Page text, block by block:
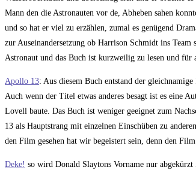
Mann den die Astronauten vor de, Abheben sahen
und so hat er viel zu erzählen, zumal es genügend
zur Auseinandersetzung ob Harrison Schmidt ins
Astronaut und das Buch ist kurzweilig zu lesen und für
Apollo 13: Aus diesem Buch entstand der
Auch wenn der Titel etwas anderes besagt ist es eine
Lovell baute. Das Buch ist weniger geeignet zum
13 als Hauptstrang mit einzelnen Einschüben zu
den Film gesehen hat wir begeistert sein, denn den
Deke! so wird Donald Slaytons Vorname nur